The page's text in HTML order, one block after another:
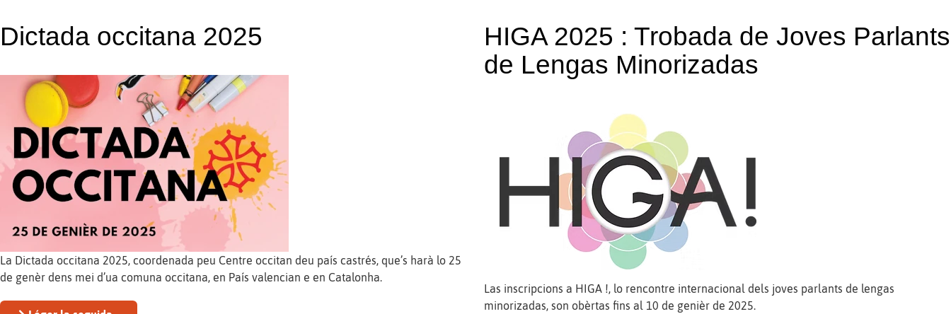
Dictada occitana 2025
La Dictada occitana 2025, coordenada peu Centre occitan deu país castrés, que’s harà lo 25
de genèr dens mei d’ua comuna occitana, en País valencian e en Catalonha.
HIGA 2025 : Trobada de Joves Parlants
de Lengas Minorizadas
Las inscripcions a HIGA !, lo rencontre internacional dels joves parlants de lengas
minorizadas, son obèrtas fins al 10 de genièr de 2025.